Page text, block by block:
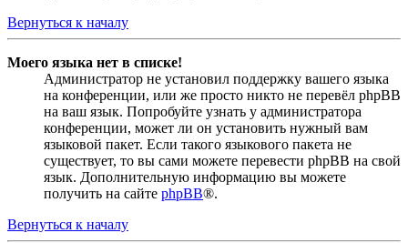
Вернуться к началу
Моего языка нет в списке!
Администратор не установил поддержку вашего языка
на конференции, или же просто никто не перевёл phpBB
на ваш язык. Попробуйте узнать у администратора
конференции, может ли он установить нужный вам
языковой пакет. Если такого языкового пакета не
существует, то вы сами можете перевести phpBB на свой
язык. Дополнительную информацию вы можете
получить на сайте phpBB®.
Вернуться к началу